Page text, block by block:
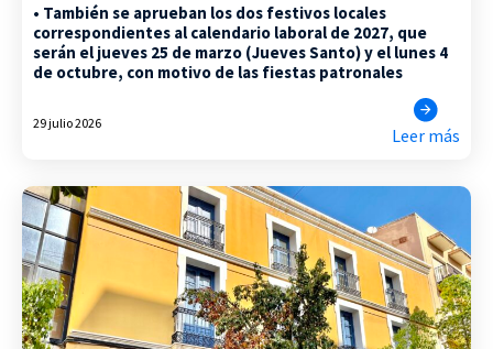
• También se aprueban los dos festivos locales
correspondientes al calendario laboral de 2027, que
serán el jueves 25 de marzo (Jueves Santo) y el lunes 4
de octubre, con motivo de las fiestas patronales
29 julio 2026
Leer más